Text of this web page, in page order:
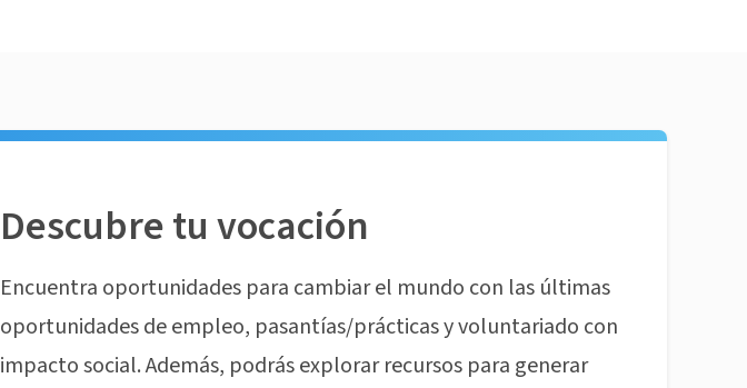
Descubre tu vocación
Encuentra oportunidades para cambiar el mundo con las últimas
oportunidades de empleo, pasantías/prácticas y voluntariado con
impacto social. Además, podrás explorar recursos para generar